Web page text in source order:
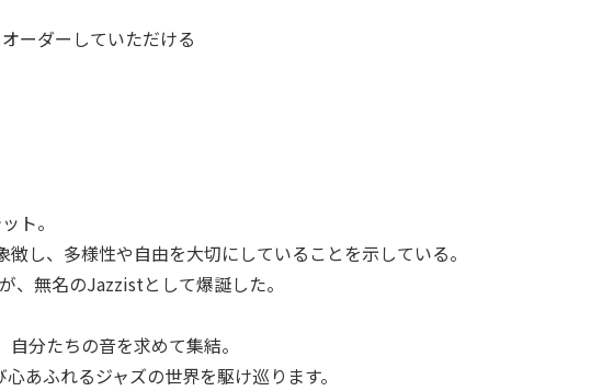
ーダーしていただける
ト。
し、多様性や自由を大切にしていることを示している。
、無名のJazzistとして爆誕した。
分たちの音を求めて集結。
あふれるジャズの世界を駆け巡ります。